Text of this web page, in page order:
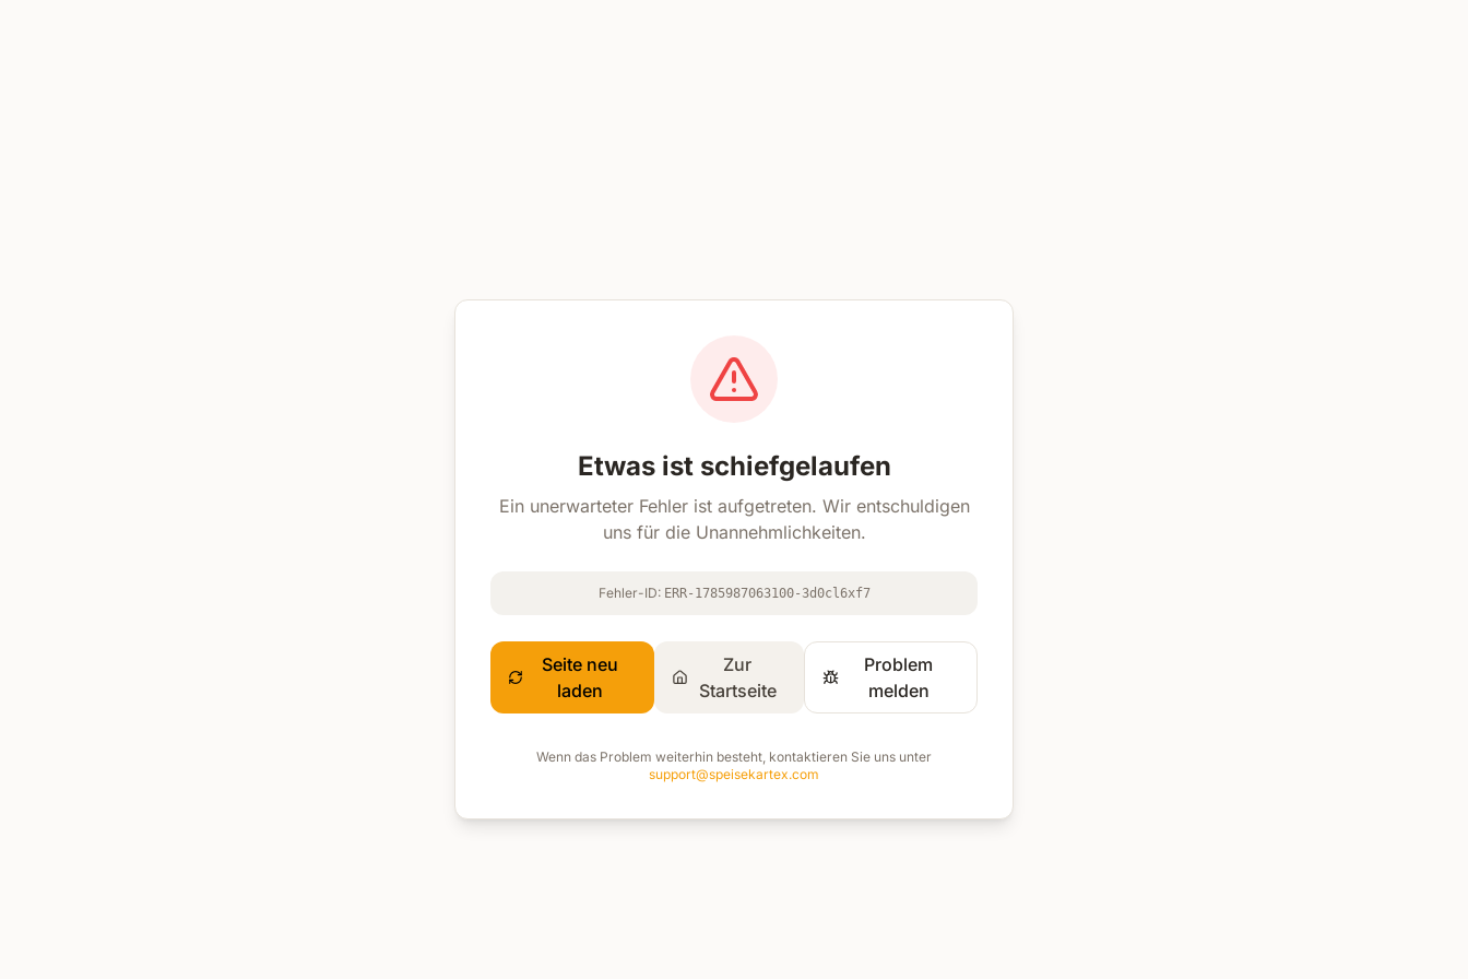
Etwas ist schiefgelaufen
Ein unerwarteter Fehler ist aufgetreten. Wir entschuldigen
uns für die Unannehmlichkeiten.
Fehler-ID: ERR-1785987063100-3d0cl6xf7
Seite neu
laden
Zur
Startseite
Problem
melden
Wenn das Problem weiterhin besteht, kontaktieren Sie uns unter
support@speisekartex.com